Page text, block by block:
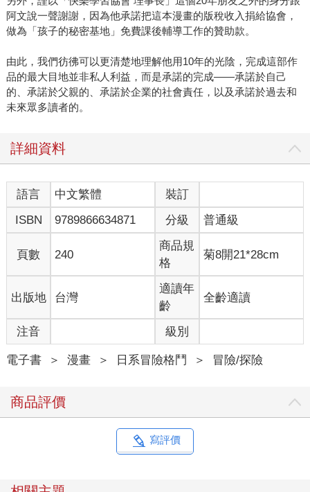
阿文說一聲謝謝，因為他承諾把這本漫畫的版稅收入捐給協會，
做為「孩子的秘密基地」免費課後輔導工作的贊助款。
由此，我們彷彿可以更清楚地理解他用10年的光陰，完成這部作
品的最大目地並非私人利益，而是承諾的完成――承諾於自己
的、承諾於父親的、承諾於企業的社會責任，以及承諾於過去和
未來眾多讀者的。
詳細資料
語言 中文繁體
裝訂
ISBN
9789866634871 分級 普通級
頁數 240
商品規
格
菊8開21*28cm
出版地 台灣
適讀年
齡
全齡適讀
注音 級別
電子書 ＞ 漫畫 ＞ 日系冒險格鬥 ＞ 冒險/探險
商品評價
寫評價